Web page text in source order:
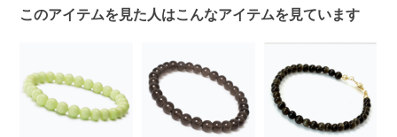
このアイテムを見た人はこんなアイテムを見ています